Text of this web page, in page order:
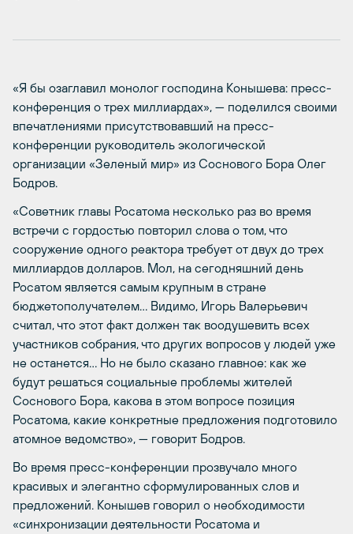
«Я бы озаглавил монолог господина Конышева: пресс-
конференция о трех миллиардах», — поделился своими
впечатлениями присутствовавший на пресс-
конференции руководитель экологической
организации «Зеленый мир» из Соснового Бора Олег
Бодров.
«Советник главы Росатома несколько раз во время
встречи с гордостью повторил слова о том, что
сооружение одного реактора требует от двух до трех
миллиардов долларов. Мол, на сегодняшний день
Росатом является самым крупным в стране
бюджетополучателем… Видимо, Игорь Валерьевич
считал, что этот факт должен так воодушевить всех
участников собрания, что других вопросов у людей уже
не останется… Но не было сказано главное: как же
будут решаться социальные проблемы жителей
Соснового Бора, какова в этом вопросе позиция
Росатома, какие конкретные предложения подготовило
атомное ведомство», — говорит Бодров.
Во время пресс-конференции прозвучало много
красивых и элегантно сформулированных слов и
предложений. Конышев говорил о необходимости
«синхронизации деятельности Росатома и